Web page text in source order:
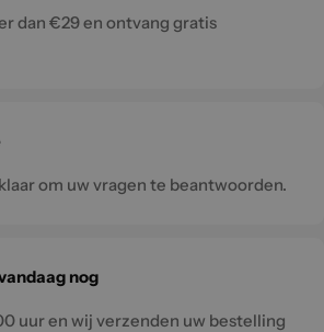
dan €29 en ontvang gratis
om uw vragen te beantwoorden.
nog
uur en wij verzenden uw bestelling